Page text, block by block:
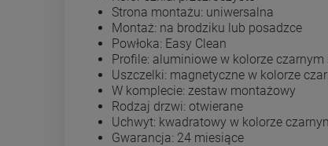
Strona montażu: uniwersalna
Montaż: na brodziku lub posadzce
Powłoka: Easy Clean
Profile: aluminiowe w kolorze
Uszczelki: magnetyczne w kolorze
W komplecie: zestaw montażowy
Rodzaj drzwi: otwierane
Uchwyt: kwadratowy w kolorze
Gwarancja: 24 miesiące